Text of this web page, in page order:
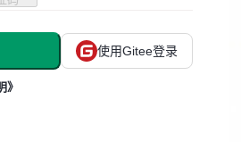
使用Gitee登录
》